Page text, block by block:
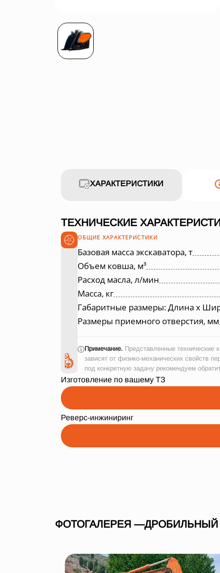
ХАРАКТЕРИСТИКИ
ТЕХНИЧЕСКИЕ
ОБЩИЕ ХАРАКТЕРИСТИКИ
Базовая масса экскаватора, т
Объем ковша, м³
Расход масла, л/мин
Масса, кг
Габаритные размеры: Длина х
Размеры приемного отверстия, мм
ⓘПримечание. Представленные технические
зависят от физико-механических свойств
под конкретную задачу рекомендуем
Изготовление по вашему ТЗ
Реверс-инжиниринг
ФОТОГАЛЕРЕЯ —ДРОБИЛЬНЫЙ